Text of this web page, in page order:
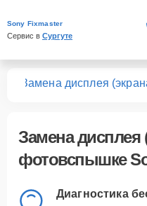
Sony Fixmaster
Сервис в Сургуте
Замена дисплея
Замена дисплея
фотовспышке
Диагностика